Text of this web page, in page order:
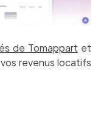
de Tomappart et
revenus locatifs